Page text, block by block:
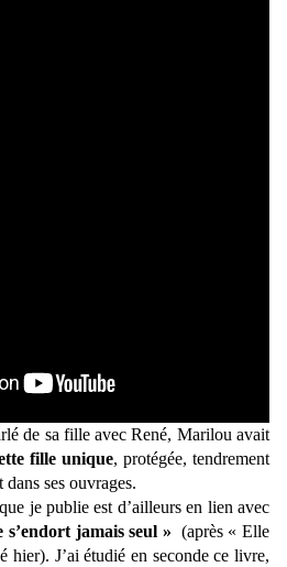
de sa fille avec René, Marilou avait
fille unique, protégée, tendrement
ses ouvrages.
je publie est d’ailleurs en lien avec
s’endort jamais seul » (après « Elle
hier). J’ai étudié en seconde ce livre,